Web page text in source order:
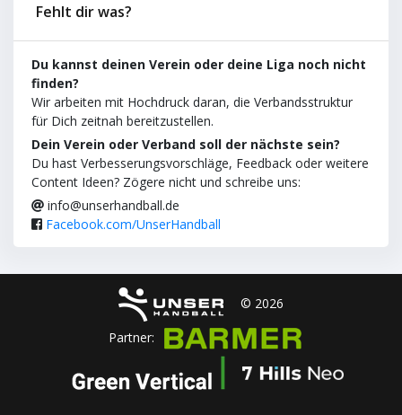
Fehlt dir was?
Du kannst deinen Verein oder deine Liga noch nicht
finden?
Wir arbeiten mit Hochdruck daran, die Verbandsstruktur
für Dich zeitnah bereitzustellen.
Dein Verein oder Verband soll der nächste sein?
Du hast Verbesserungsvorschläge, Feedback oder weitere
Content Ideen? Zögere nicht und schreibe uns:
info@unserhandball.de
Facebook.com/UnserHandball
© 2026
Partner: